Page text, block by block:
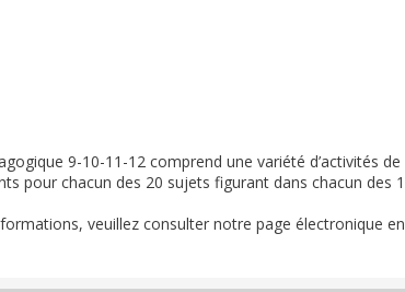
9-10-11-12 comprend une variété d’activités
pour chacun des 20 sujets figurant dans chacun des
veuillez consulter notre page électronique